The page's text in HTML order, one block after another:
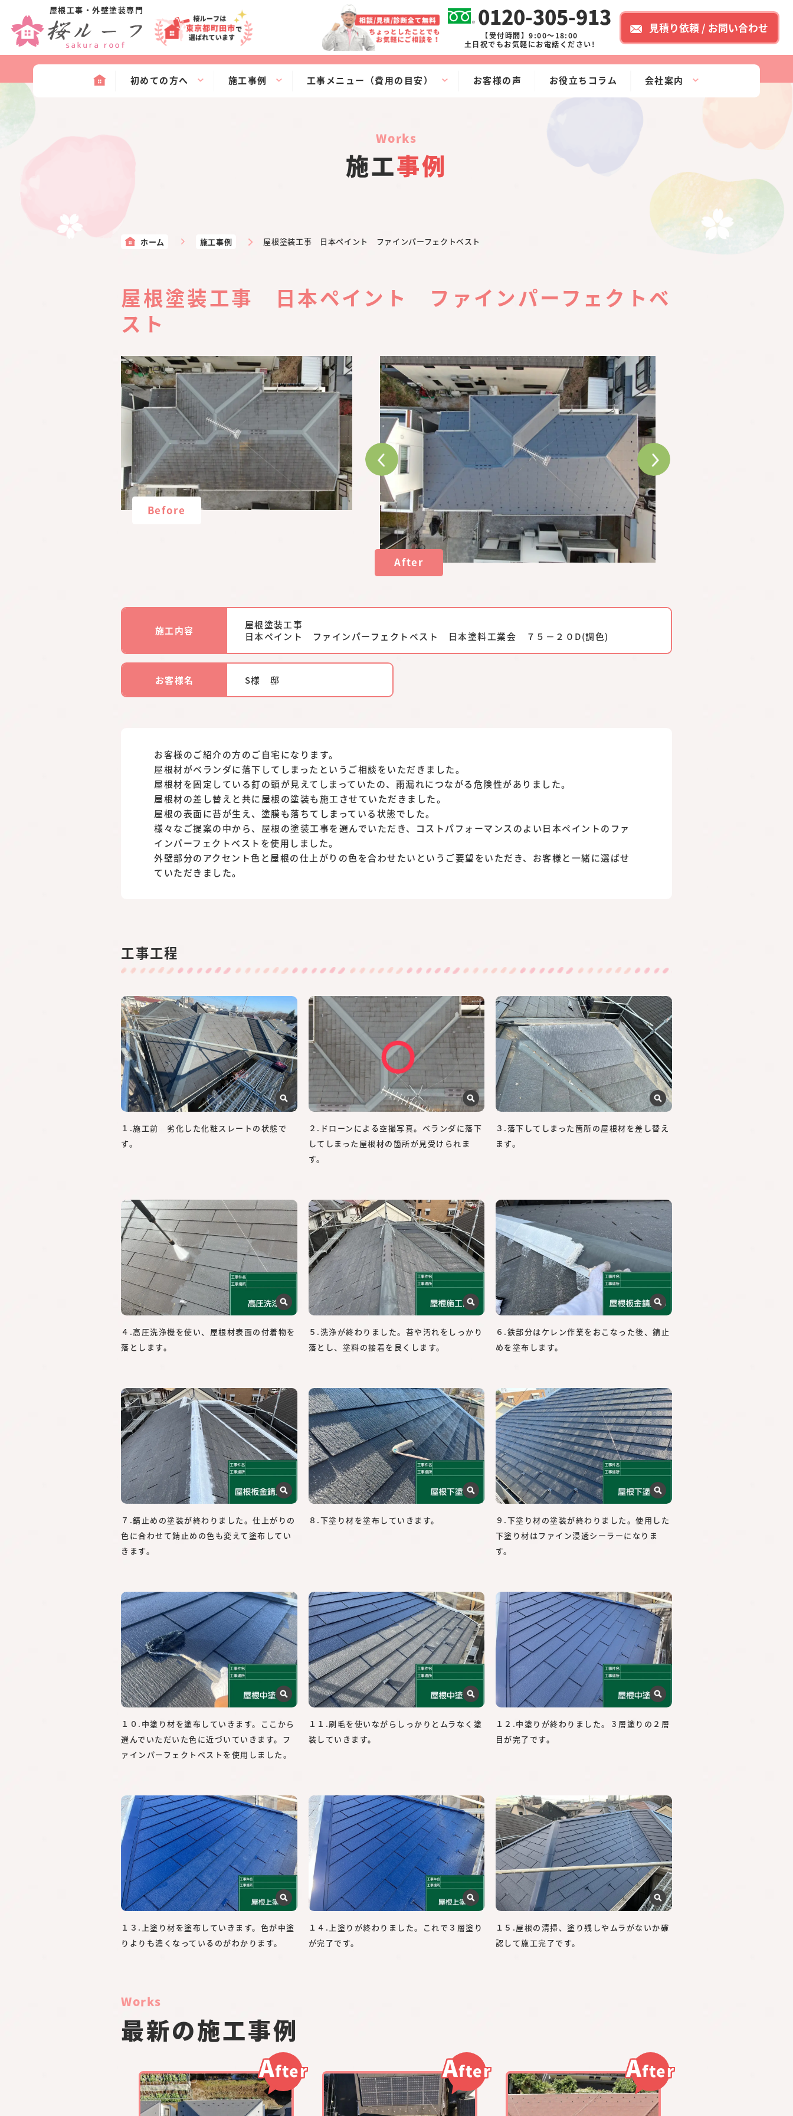
屋根工事・外壁塗装専門 0120-305-913
【受付時間】9:00～18:00
土日祝でもお気軽にお電話ください!
見積り依頼 / お問い合わせ
初めての方へ 施工事例 工事メニュー（費用の目安） お客様の声 お役立ちコラム 会社案内
works
施工事例
ホーム 施工事例 屋根塗装工事 日本ペイント ファインパーフェクトベスト
屋根塗装工事 日本ペイント ファインパーフェクトベ
スト
Before
After
施工内容
屋根塗装工事
日本ペイント ファインパーフェクトベスト 日本塗料工業会 ７５－２０D(調色)
お客様名 S様 邸
お客様のご紹介の方のご自宅になります。
屋根材がベランダに落下してしまったというご相談をいただきました。
屋根材を固定している釘の頭が見えてしまっていたの、雨漏れにつながる危険性がありました。
屋根材の差し替えと共に屋根の塗装も施工させていただきました。
屋根の表面に苔が生え、塗膜も落ちてしまっている状態でした。
様々なご提案の中から、屋根の塗装工事を選んでいただき、コストパフォーマンスのよい日本ペイントのファ
インパーフェクトベストを使用しました。
外壁部分のアクセント色と屋根の仕上がりの色を合わせたいというご要望をいただき、お客様と一緒に選ばせ
ていただきました。
工事工程
１.施工前 劣化した化粧スレートの状態で
す。
２.ドローンによる空撮写真。ベランダに落下
してしまった屋根材の箇所が見受けられま
す。
３.落下してしまった箇所の屋根材を差し替え
ます。
４.高圧洗浄機を使い、屋根材表面の付着物を
落とします。
５.洗浄が終わりました。苔や汚れをしっかり
落とし、塗料の接着を良くします。
６.鉄部分はケレン作業をおこなった後、錆止
めを塗布します。
７.錆止めの塗装が終わりました。仕上がりの
色に合わせて錆止めの色も変えて塗布してい
きます。
８.下塗り材を塗布していきます。
９.下塗り材の塗装が終わりました。使用した
下塗り材はファイン浸透シーラーになりま
す。
１０.中塗り材を塗布していきます。ここから
選んでいただいた色に近づいていきます。フ
ァインパーフェクトベストを使用しました。
１１.刷毛を使いながらしっかりとムラなく塗
装していきます。
１２.中塗りが終わりました。３層塗りの２層
目が完了です。
１３.上塗り材を塗布していきます。色が中塗
りよりも濃くなっているのがわかります。
１４.上塗りが終わりました。これで３層塗り
が完了です。
１５.屋根の清掃、塗り残しやムラがないか確
認して施工完了です。
Works
最新の施工事例
After After After